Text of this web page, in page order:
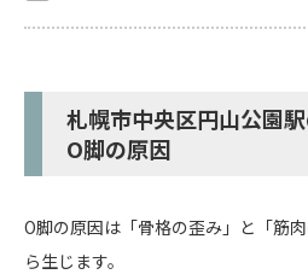
札幌市中央区円山公園
O脚の原因
O脚の原因は「骨格の歪み」と「筋
ら生じます。